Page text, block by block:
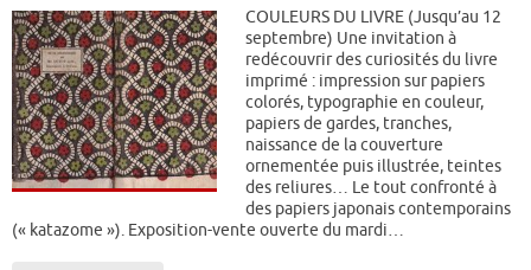
COULEURS DU LIVRE (Jusqu’au 12
septembre) Une invitation à
redécouvrir des curiosités du livre
imprimé : impression sur papiers
colorés, typographie en couleur,
papiers de gardes, tranches,
naissance de la couverture
ornementée puis illustrée, teintes
des reliures… Le tout confronté à
des papiers japonais contemporains
(« katazome »). Exposition-vente ouverte du mardi…